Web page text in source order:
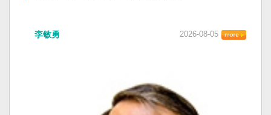
李敏勇 2026-08-05